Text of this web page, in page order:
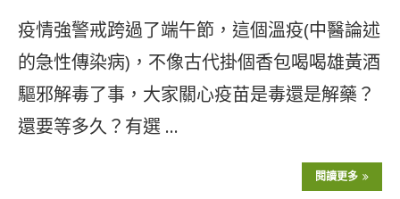
疫情強警戒跨過了端午節，這個溫疫(中醫論述
的急性傳染病)，不像古代掛個香包喝喝雄黃酒
驅邪解毒了事，大家關心疫苗是毒還是解藥？
還要等多久？有選 …
閱讀更多